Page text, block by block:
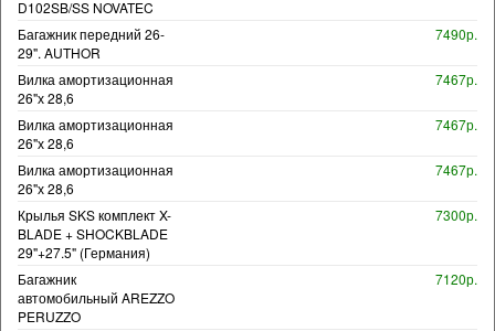
D102SB/SS NOVATEC
Багажник передний 26-
29". AUTHOR
7490р.
Вилка амортизационная
26"х 28,6
7467р.
Вилка амортизационная
26"х 28,6
7467р.
Вилка амортизационная
26"х 28,6
7467р.
Крылья SKS комплект X-
BLADE + SHOCKBLADE
29"+27.5" (Германия)
7300р.
Багажник
автомобильный AREZZO
PERUZZO
7120р.